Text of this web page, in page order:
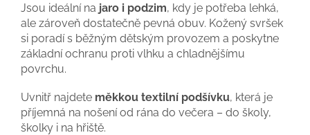
Jsou ideální na jaro i podzim, kdy je potřeba lehká,
ale zároveň dostatečně pevná obuv. Kožený svršek
si poradí s běžným dětským provozem a poskytne
základní ochranu proti vlhku a chladnějšímu
povrchu.
Uvnitř najdete měkkou textilní podšívku, která je
příjemná na nošení od rána do večera – do školy,
školky i na hřiště.